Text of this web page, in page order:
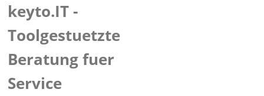
keyto.IT -
Toolgestuetzte
Beratung fuer
Service